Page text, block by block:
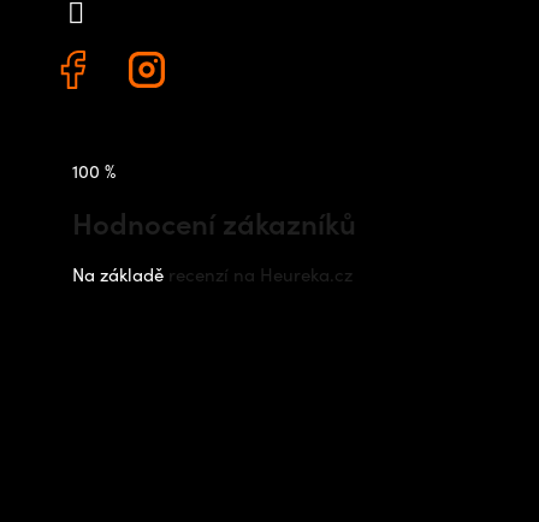
100 %
Hodnocení zákazníků
Na základě recenzí na Heureka.cz